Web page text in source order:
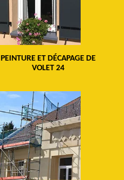
PEINTURE ET DÉCAPAGE DE
VOLET 24